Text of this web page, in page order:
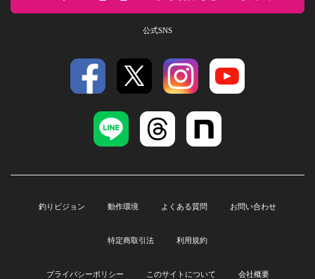
公式SNS
釣りビジョン 動作環境 よくある質問 お問い合わせ
特定商取引法 利用規約
プライバシーポリシー このサイトについて 会社概要